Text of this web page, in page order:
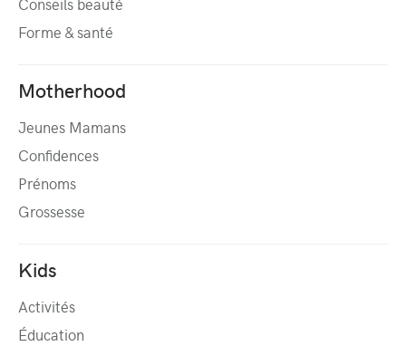
Conseils beauté
Forme & santé
Motherhood
Jeunes Mamans
Confidences
Prénoms
Grossesse
Kids
Activités
Éducation